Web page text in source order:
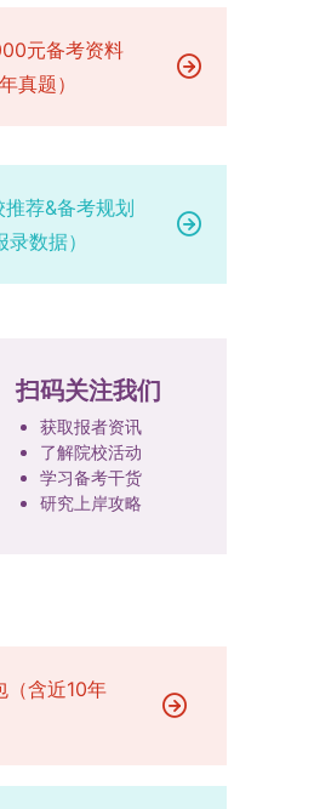
止时间为2025年12月15日，
15日至4月20日，具体时间以
考核与录取考核工作由上海交
学院后续公布的方案为准。录
面考察，学术能力与思想品德
室共同提供的奖助学金待遇。
学习阶段由学校协调住宿；进
，由苏州实验室统筹安排住
宜参照上海交通大学2026年博
及相关细则执行。相关推荐：上
料进行评议并打分，满分为
计于2026年1月中上旬公布。
具体时间地点另行通知，成绩
考生的思想品德、专业素养、
及综合素质进行全面考察。复
成果及博士阶段研究设想等。
算，笔试与面试成绩各占
：复试成绩 = (笔试成绩 + 面试
绩低于60分者不予录取。同等
须加试两门本专业硕士学位主干
考核不合格者不予录取。四、
绩由材料评议成绩和复试成绩
，将非全日制招生计划向需求
时加快推进急需学科专业建
新机制。（一）推进招生制度
学校建立多元化招生宣传与咨
面向国家战略和产业需求，加
科，推动学科专业体系动态优
融合与协同育人学校与高水平
养平台，打破传统院系壁垒，
才培养深度融合，提升研究生的
程的应用性与实践性。在产教
台《科技小院管理办法》《研究
元备考资料
真题）
荐&备考规划
数据）
扫码关注我们
获取报者资讯
了解院校活动
学习备考干货
研究上岸攻略
（含近10年